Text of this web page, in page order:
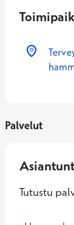
Palvelut
Tutustu